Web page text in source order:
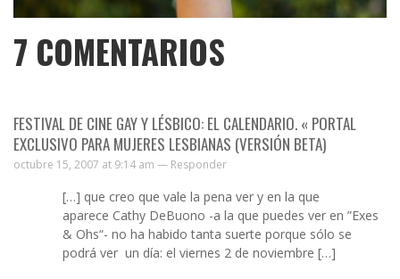
7 COMENTARIOS
FESTIVAL DE CINE GAY Y LÉSBICO: EL CALENDARIO. « PORTAL
EXCLUSIVO PARA MUJERES LESBIANAS (VERSIÓN BETA)
octubre 15, 2007 at 9:14 am — Responder
[…] que creo que vale la pena ver y en la que
aparece Cathy DeBuono -a la que puedes ver en ”Exes
& Ohs“- no ha habido tanta suerte porque sólo se
podrá ver un día: el viernes 2 de noviembre […]